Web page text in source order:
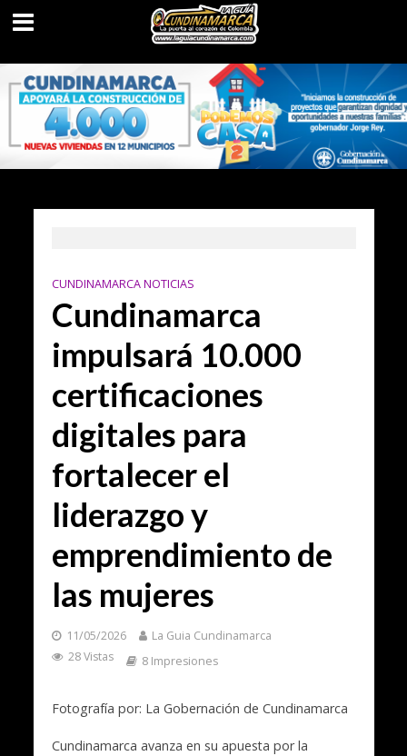
CUNDINAMARCA NOTICIAS
Cundinamarca
impulsará 10.000
certificaciones
digitales para
fortalecer el
liderazgo y
emprendimiento de
las mujeres
11/05/2026
La Guia Cundinamarca
28 Vistas
8 Impresiones
Fotografía por: La Gobernación de Cundinamarca
Cundinamarca avanza en su apuesta por la